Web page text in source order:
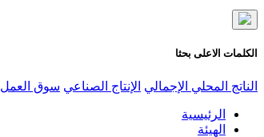
الكلمات الاعلى بحثا
الناتج المحلي الإجمالي الإنتاج الصناعي سوق العمل
الرئيسية
الهيئة